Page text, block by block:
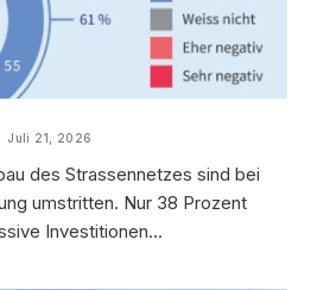
Juli 21, 2026
des Strassennetzes sind bei
umstritten. Nur 38 Prozent
Investitionen…